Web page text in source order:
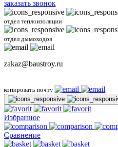
заказать звонок
отдел теплоизоляции
отдел дымоходов
zakaz@baustroy.ru
копировать почту
Избранное
Сравнение